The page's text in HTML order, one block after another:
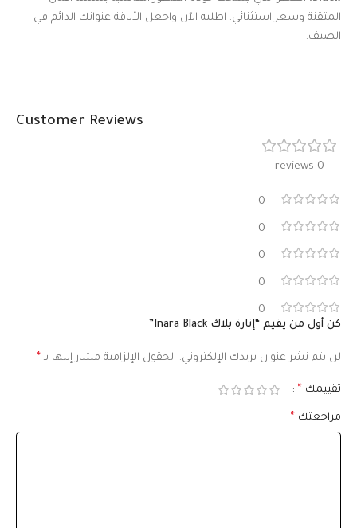
المتقنة وسعر استثنائي. اطلبه الآن واجعل الأناقة عنوانك الدائم في
الصيف.
Customer Reviews
0 reviews
0
0
0
0
0
كن أول من يقيم “إنارة بلاك Inara Black”
لن يتم نشر عنوان بريدك الإلكتروني. الحقول الإلزامية مشار إليها بـ *
تقييمك *
مراجعتك *